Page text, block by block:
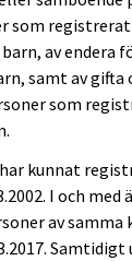
som
av endera
samt av gifta
som
kunnat
I och med
av samma
Samtidigt